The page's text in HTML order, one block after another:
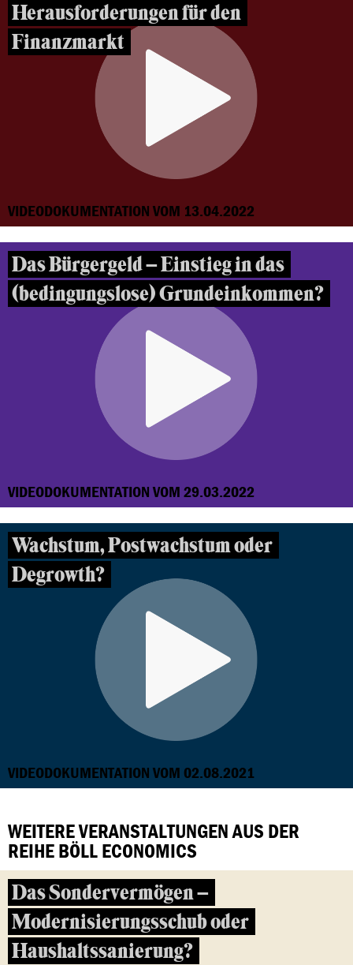
Herausforderungen für den
Finanzmarkt
VIDEODOKUMENTATION VOM 13.04.2022
Das Bürgergeld – Einstieg in das
(bedingungslose) Grundeinkommen?
VIDEODOKUMENTATION VOM 29.03.2022
Wachstum, Postwachstum oder
Degrowth?
VIDEODOKUMENTATION VOM 02.08.2021
WEITERE VERANSTALTUNGEN AUS DER
REIHE BÖLL ECONOMICS
Das Sondervermögen –
Modernisierungsschub oder
Haushaltssanierung?